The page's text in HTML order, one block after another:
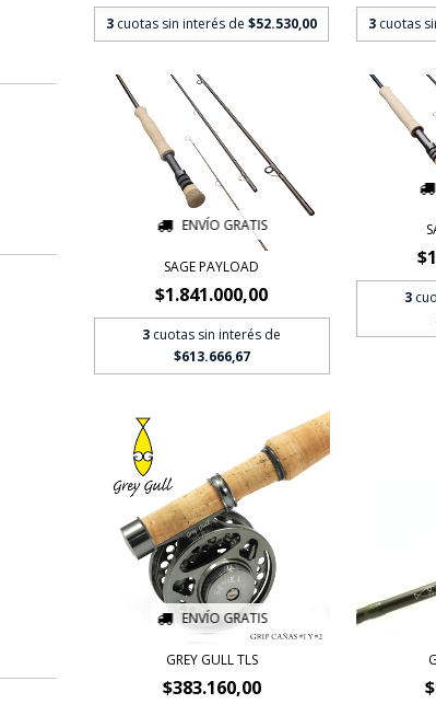
3 cuotas sin interés de$52.530,00 3 cuotas
ENVÍO GRATIS
SAGE PAYLOAD
$1.841.000,00
3 cuotas sin interés de
$613.666,67
3
ENVÍO GRATIS
GREY GULL TLS
$383.160,00